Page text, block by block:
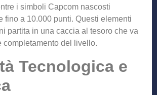
i simboli Capcom nascosti
fino a 10.000 punti. Questi elementi
partita in una caccia al tesoro che va
completamento del livello.
Tecnologica e